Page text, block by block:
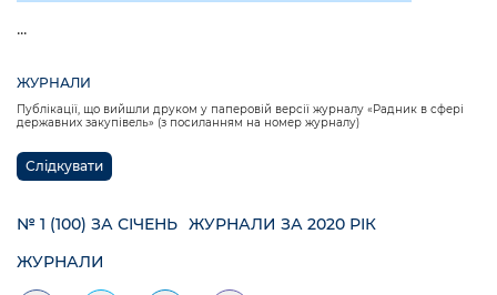
...
ЖУРНАЛИ
Публікації, що вийшли друком у паперовій версії журналу «Радник в сфері
державних закупівель» (з посиланням на номер журналу)
Слідкувати
№ 1 (100) ЗА СІЧЕНЬ ЖУРНАЛИ ЗА 2020 РІК
ЖУРНАЛИ